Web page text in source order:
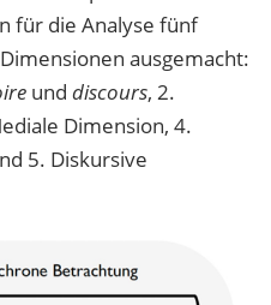
für die Analyse fünf
ausgemacht:
und discours, 2.
Dimension, 4.
5. Diskursive